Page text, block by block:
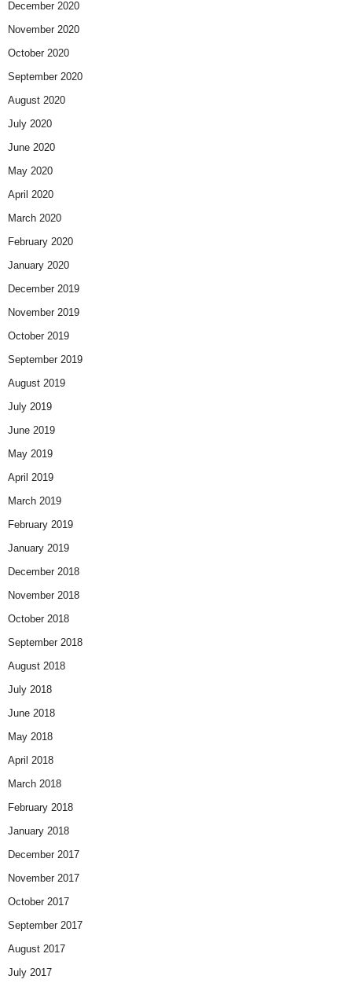
December 2020
November 2020
October 2020
September 2020
August 2020
July 2020
June 2020
May 2020
April 2020
March 2020
February 2020
January 2020
December 2019
November 2019
October 2019
September 2019
August 2019
July 2019
June 2019
May 2019
April 2019
March 2019
February 2019
January 2019
December 2018
November 2018
October 2018
September 2018
August 2018
July 2018
June 2018
May 2018
April 2018
March 2018
February 2018
January 2018
December 2017
November 2017
October 2017
September 2017
August 2017
July 2017